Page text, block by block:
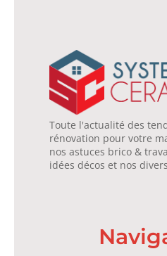
Toute l'actualité des
rénovation pour votre
nos astuces brico &
idées décos et nos